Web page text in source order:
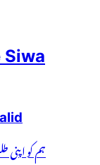
Siwa
ہم کو